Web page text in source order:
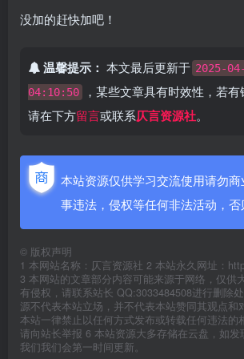
没加的赶快加吧！
温馨提示： 本文最后更新于 2025-
04:10:50
，某些文章具有时效性，若有
请在下方留言或联系仄言资源社。
本站资源仅供学习交流使用请勿
事违法，侵权等任何非法活动，否
© 版权声明
1 本网站名称：仄言资源社 2 本站永久网址：
3 本网站的文章部分内容可能来源于网络，仅供
有侵权，请联系站长 QQ:3033484508进行删除
源不代表本站立场，并不代表本站赞同其观点和
本站一律禁止以任何方式发布或转载任何违法的
请向站长举报 6 本站资源大多存储在云盘，如发
我们我们会第一时间更新。